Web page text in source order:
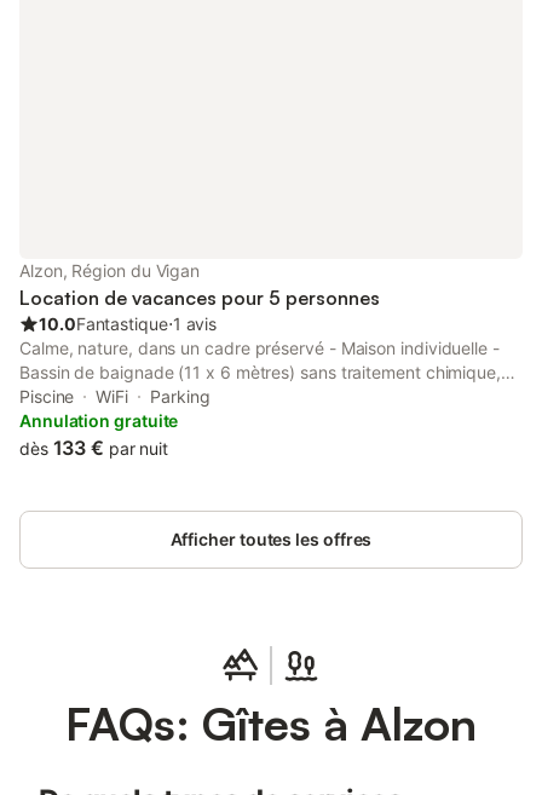
Alzon, Région du Vigan
Location de vacances pour 5 personnes
10.0Fantastique⋅1 avis
Calme, nature, dans un cadre préservé - Maison individuelle -
Bassin de baignade (11 x 6 mètres) sans traitement chimique,
de juin à septembre, partagé avec les propriétaires - Cours de
Yoga - Producteur de Miel - Forêt Châtaignes/Champignons -
GR71 - Cévennes, La Couvertoirade, Cirque de Navacelles, Lac
Gorges de la Dourbie, Millau, Hérault, Lac du Salagou - Bois
offert en hiver pour le poêle
Piscine WiFi
Parking
Annulation gratuite
dès 133 € par nuit
Afficher toutes les offres
FAQs: Gîtes à Alzon